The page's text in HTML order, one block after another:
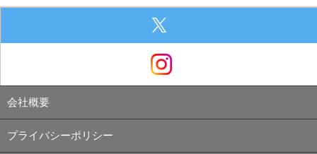
会社概要
プライバシーポリシー